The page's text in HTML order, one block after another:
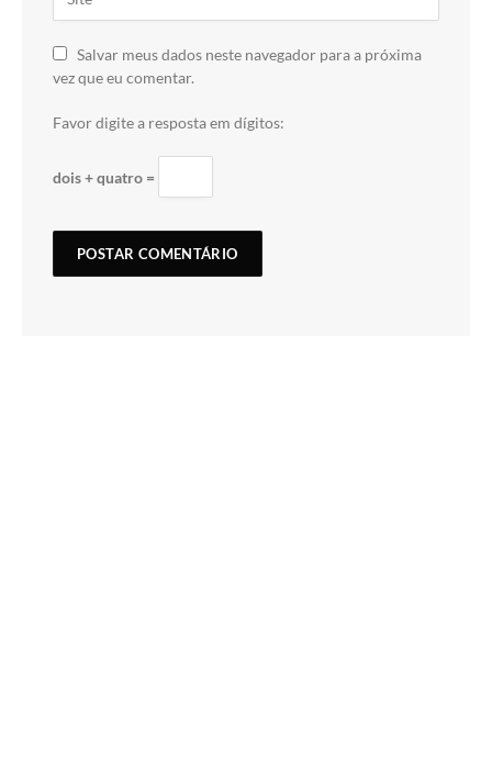
Salvar meus dados neste navegador para a próxima
vez que eu comentar.
Favor digite a resposta em dígitos:
dois + quatro =